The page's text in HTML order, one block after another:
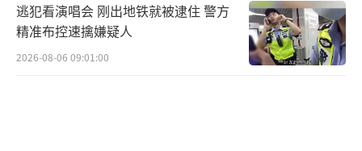
逃犯看演唱会 刚出地铁就被逮住 警方
精准布控速擒嫌疑人
2026-08-06 09:01:00